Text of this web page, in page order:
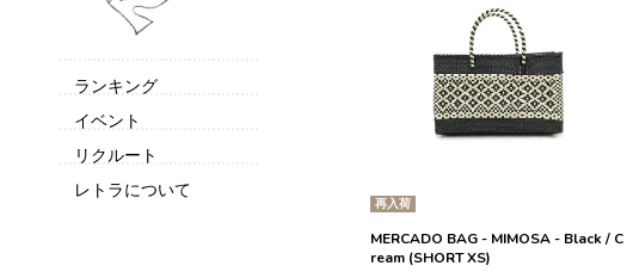
ランキング
イベント
リクルート
レトラについて
再入荷
MERCADO BAG - MIMOSA - Black / C
ream (SHORT XS)